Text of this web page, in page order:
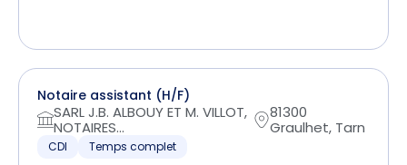
Notaire assistant (H/F)
SARL J.B. ALBOUY ET M. VILLOT,
NOTAIRES...
81300
Graulhet, Tarn
CDI Temps complet